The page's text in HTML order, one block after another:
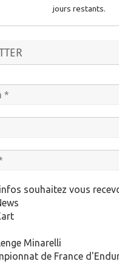
jours restants.
souhaitez vous
Minarelli
de France